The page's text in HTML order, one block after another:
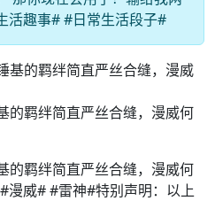
活趣事# #日常生活段子#
的羁绊简直严丝合缝，漫威何
的羁绊简直严丝合缝，漫威何
漫威# #雷神#特别声明：以上